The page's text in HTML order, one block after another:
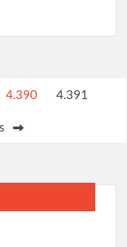
4.390 4.391